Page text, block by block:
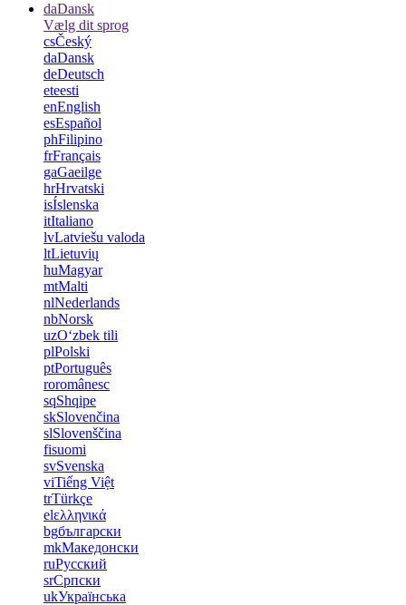
daDansk
Vælg dit sprog
csČeský
daDansk
deDeutsch
eteesti
enEnglish
esEspañol
phFilipino
frFrançais
gaGaeilge
hrHrvatski
isÍslenska
itItaliano
lvLatviešu valoda
ltLietuvių
huMagyar
mtMalti
nlNederlands
nbNorsk
uzOʻzbek tili
plPolski
ptPortuguês
roromânesc
sqShqipe
skSlovenčina
slSlovenščina
fisuomi
svSvenska
viTiếng Việt
trTürkçe
elελληνικά
bgбългарски
mkМакедонски
ruРусский
srСрпски
ukУкраїнська